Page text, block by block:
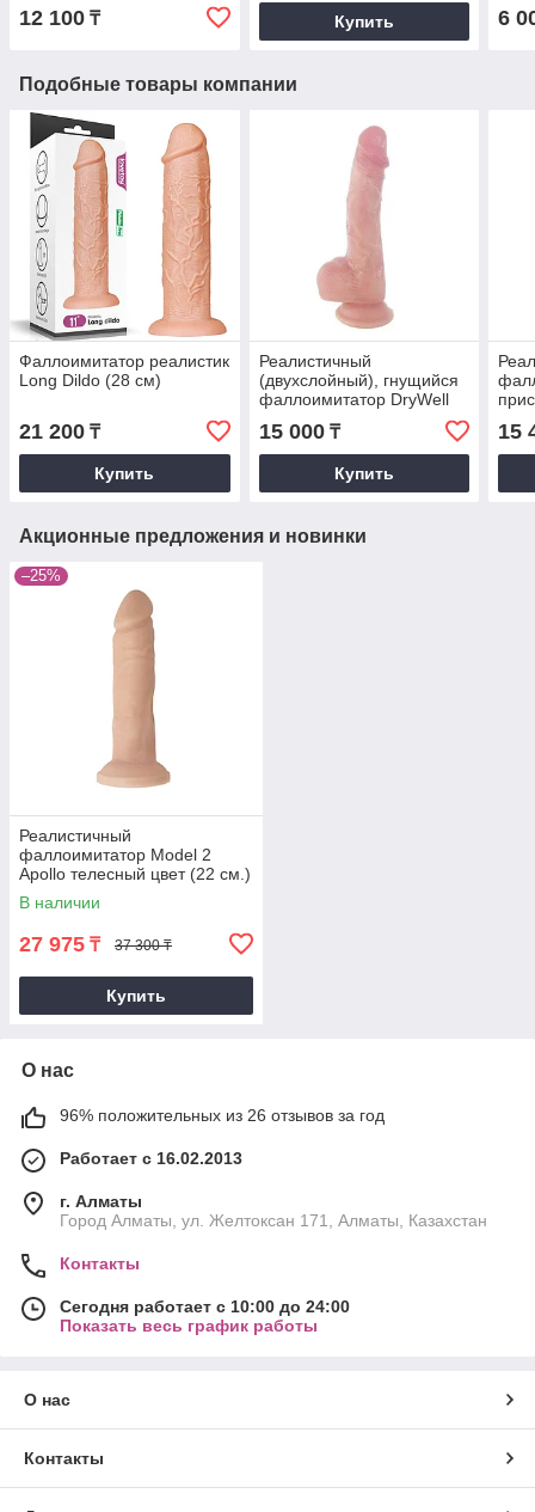
12 100 ₸ Купить 6
Подобные товары компании
Фаллоимитатор реалистик
Long Dildo (28 см)
21 200 ₸
Купить
Реалистичный
(двухслойный), гнущийся
фаллоимитатор DryWell
15 000₸
Купить
15
Акционные предложения и новинки
–25%
Реалистичный
фаллоимитатор Model 2
Apollo телесный цвет (22 см.)
В наличии
27 975 ₸ 37 300 ₸
Купить
О нас
96% положительных из 26 отзывов за год
Работает с 16.02.2013
г. Алматы
Город Алматы, ул. Желтоксан 171, Алматы, Казахстан
Контакты
Сегодня работает с 10:00 до 24:00
Показать весь график работы
О нас
Контакты